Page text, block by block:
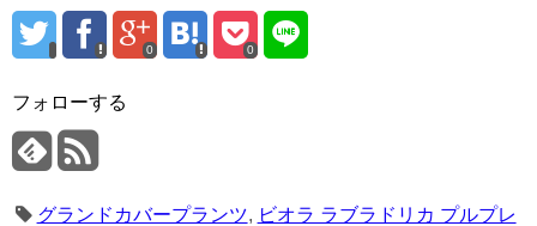
0 0
フォローする
グランドカバープランツ, ビオラ ラブラドリカ プルプレ